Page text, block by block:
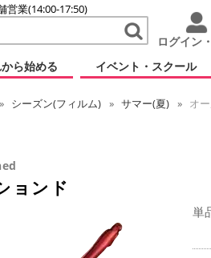
営業(14:00-17:50)
ログイン
ら始める イベント・スクール
シーズン(フィルム) サマー(夏)
オ
ョンド
単